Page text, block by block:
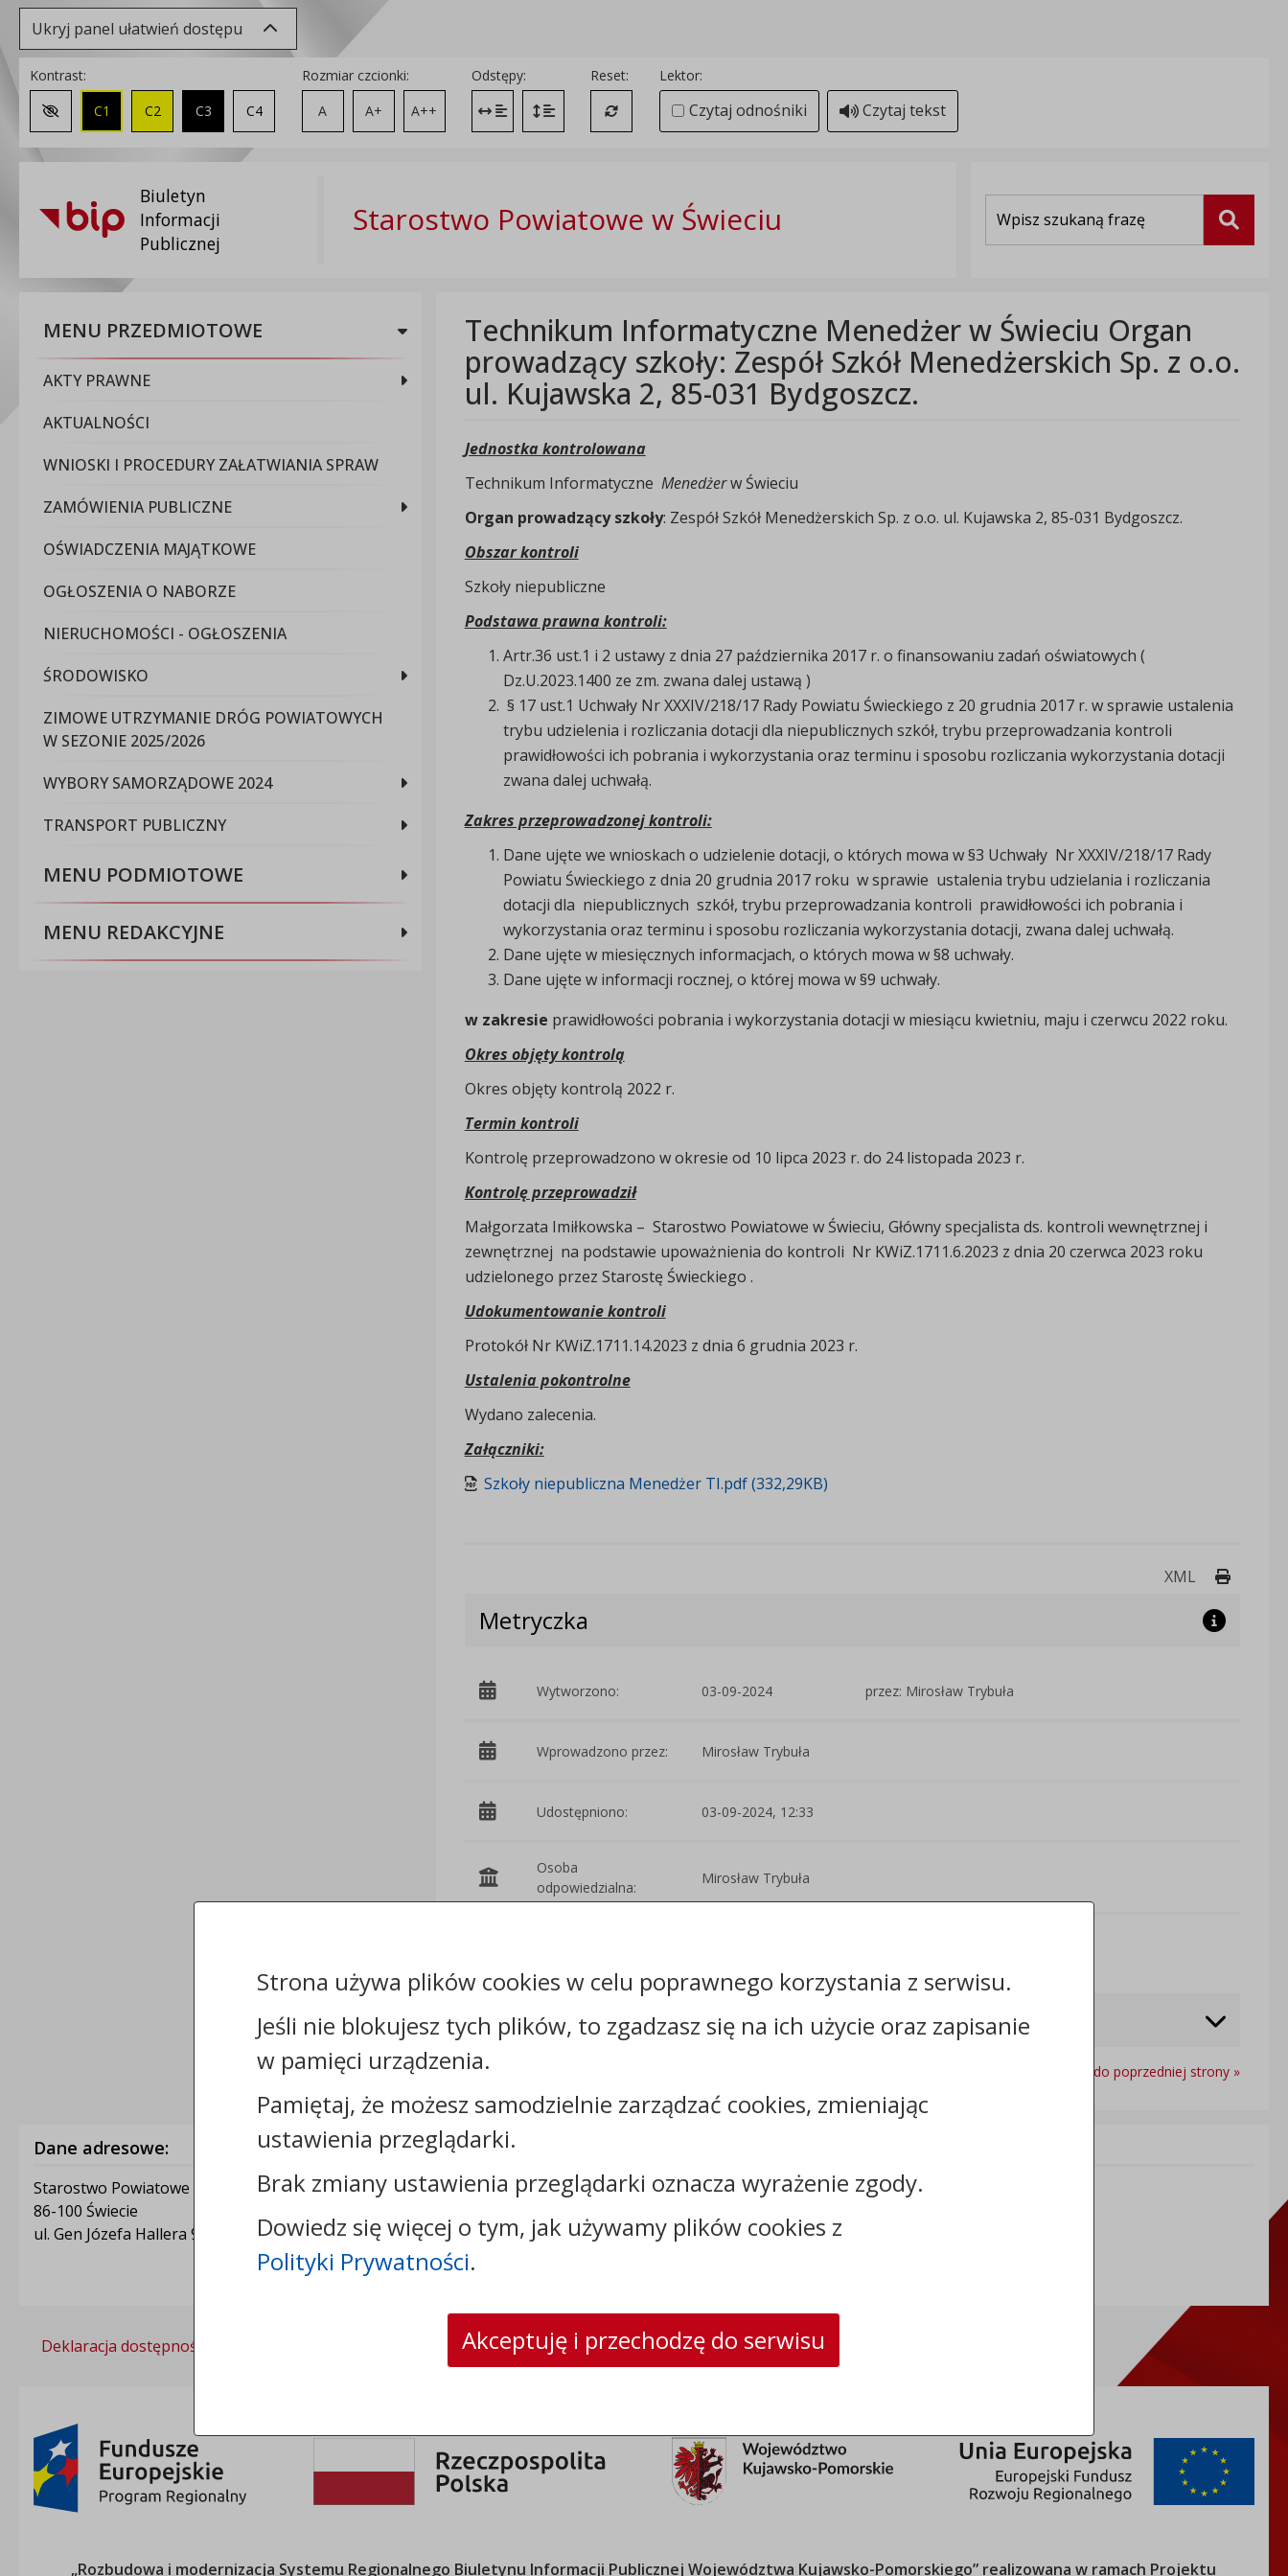
Ukryj panel ułatwień dostępu
Kontrast:
Zmień kontrast na domyślny
C1 C2 C3 C4
Rozmiar czcionki:
A
A+ A++
Odstępy:
Zmień odstęp między literami
Zmień interlinię i margines między paragrafami
Reset:
Przywróć ustawienia domyślne
Lektor:
Czytaj odnośniki Czytaj tekst
Biuletyn
Informacji
Publicznej
Starostwo Powiatowe w Świeciu Szukaj
MENU PRZEDMIOTOWE
AKTY PRAWNE
AKTUALNOŚCI
WNIOSKI I PROCEDURY ZAŁATWIANIA SPRAW
ZAMÓWIENIA PUBLICZNE
OŚWIADCZENIA MAJĄTKOWE
OGŁOSZENIA O NABORZE
NIERUCHOMOŚCI - OGŁOSZENIA
ŚRODOWISKO
ZIMOWE UTRZYMANIE DRÓG POWIATOWYCH
W SEZONIE 2025/2026
WYBORY SAMORZĄDOWE 2024
TRANSPORT PUBLICZNY
MENU PODMIOTOWE
MENU REDAKCYJNE
Technikum Informatyczne Menedżer w Świeciu Organ
prowadzący szkoły: Zespół Szkół Menedżerskich Sp. z o.o.
ul. Kujawska 2, 85-031 Bydgoszcz.
Jednostka kontrolowana
Technikum Informatyczne Menedżerw Świeciu
Organ prowadzący szkoły: Zespół Szkół Menedżerskich Sp. z o.o. ul. Kujawska 2, 85-031 Bydgoszcz.
Obszar kontroli
Szkoły niepubliczne
Podstawa prawna kontroli:
Artr.36 ust.1 i 2 ustawy z dnia 27 października 2017 r. o finansowaniu zadań oświatowych (
Dz.U.2023.1400 ze zm. zwana dalej ustawą )
§ 17 ust.1 Uchwały Nr XXXIV/218/17 Rady Powiatu Świeckiego z 20 grudnia 2017 r. w sprawie ustalenia
trybu udzielenia i rozliczania dotacji dla niepublicznych szkół, trybu przeprowadzania kontroli
prawidłowości ich pobrania i wykorzystania oraz terminu i sposobu rozliczania wykorzystania dotacji
zwana dalej uchwałą.
Zakres przeprowadzonej kontroli:
Dane ujęte we wnioskach o udzielenie dotacji, o których mowa w §3 Uchwały Nr XXXIV/218/17 Rady
Powiatu Świeckiego z dnia 20 grudnia 2017 roku w sprawie ustalenia trybu udzielania i rozliczania
dotacji dla niepublicznych szkół, trybu przeprowadzania kontroli prawidłowości ich pobrania i
wykorzystania oraz terminu i sposobu rozliczania wykorzystania dotacji, zwana dalej uchwałą.
Dane ujęte w miesięcznych informacjach, o których mowa w §8 uchwały.
Dane ujęte w informacji rocznej, o której mowa w §9 uchwały.
w zakresie prawidłowości pobrania i wykorzystania dotacji w miesiącu kwietniu, maju i czerwcu 2022 roku.
Okres objęty kontrolą
Okres objęty kontrolą 2022 r.
Termin kontroli
Kontrolę przeprowadzono w okresie od 10 lipca 2023 r. do 24 listopada 2023 r.
Kontrolę przeprowadził
Małgorzata Imiłkowska – Starostwo Powiatowe w Świeciu, Główny specjalista ds. kontroli wewnętrznej i
zewnętrznej na podstawie upoważnienia do kontroli Nr KWiZ.1711.6.2023 z dnia 20 czerwca 2023 roku
udzielonego przez Starostę Świeckiego .
Udokumentowanie kontroli
Protokół Nr KWiZ.1711.14.2023 z dnia 6 grudnia 2023 r.
Ustalenia pokontrolne
Wydano zalecenia.
Załączniki:
Szkoły niepubliczna Menedżer TI.pdf (332,29KB)
XML Drukuj
Metryczka
Wytworzono: 03-09-2024 przez: Mirosław Trybuła
Wprowadzono przez: Mirosław Trybuła
Udostępniono: 03-09-2024, 12:33
Osoba
odpowiedzialna:
Mirosław Trybuła
Załączniki
Powrót do poprzedniej strony »
Dane adresowe:
Starostwo Powiatowe w Świeciu
86-100 Świecie
ul. Gen Józefa Hallera 9
Kontakt:
tel.:+48525683100
e-mail:sekretariat@csw.pl
skrytka ePUAP: /CSW/SkrytkaESP
NIP: 5591698086
Deklaracja dostępności
„Rozbudowa i modernizacja Systemu Regionalnego Biuletynu Informacji PublicznejWojewództwa Kujawsko-Pomorskiego” realizowana w ramach Projektu
Strona używa plików cookies w celu poprawnego korzystania z serwisu.
Jeśli nie blokujesz tych plików, to zgadzasz się na ich użycie oraz zapisanie
w pamięci urządzenia.
Pamiętaj, że możesz samodzielnie zarządzać cookies, zmieniając
ustawienia przeglądarki.
Brak zmiany ustawienia przeglądarki oznacza wyrażenie zgody.
Dowiedz się więcej o tym, jak używamy plików cookies z
Polityki Prywatności.
Akceptuję i przechodzę do serwisu